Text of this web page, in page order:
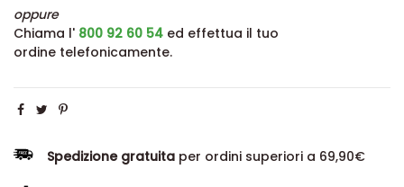
oppure
Chiama l' 800 92 60 54 ed effettua il tuo
ordine telefonicamente.
Spedizione gratuita per ordini superiori a 69,90€